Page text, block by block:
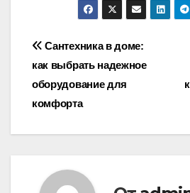
Навигация
по
записям
Сантехника в доме:
как выбрать надежное
оборудование для
комфорта